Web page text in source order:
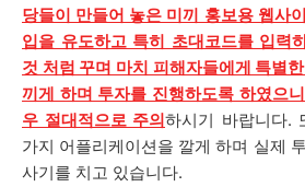
당들이 만들어 놓은 미끼 홍보용 웹사
입을 유도하고 특히 초대코드를 입력
것 처럼 꾸며 마치 피해자들에게 특별
끼게 하며 투자를 진행하도록 하였으
우 절대적으로 주의하시기 바랍니다.
가지 어플리케이션을 깔게 하며 실제
사기를 치고 있습니다.